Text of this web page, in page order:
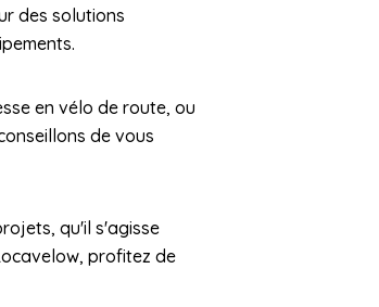
des solutions
en vélo de route, ou
de vous
qu'il s'agisse
profitez de